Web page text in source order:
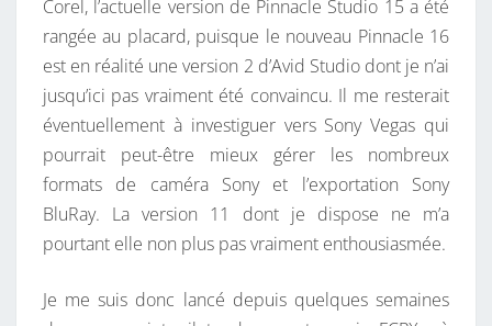
Corel, l’actuelle version de Pinnacle Studio 15 a été
rangée au placard, puisque le nouveau Pinnacle 16
est en réalité une version 2 d’Avid Studio dont je n’ai
jusqu’ici pas vraiment été convaincu. Il me resterait
éventuellement à investiguer vers Sony Vegas qui
pourrait peut-être mieux gérer les nombreux
formats de caméra Sony et l’exportation Sony
BluRay. La version 11 dont je dispose ne m’a
pourtant elle non plus pas vraiment enthousiasmée.
Je me suis donc lancé depuis quelques semaines